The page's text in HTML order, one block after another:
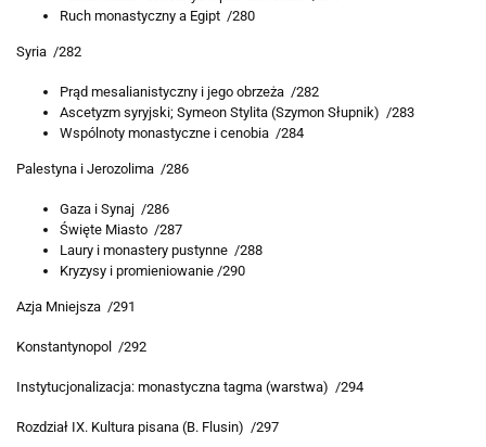
Ruch monastyczny a Egipt /280
Syria /282
Prąd mesalianistyczny i jego obrzeża /282
Ascetyzm syryjski; Symeon Stylita (Szymon Słupnik) /283
Wspólnoty monastyczne i cenobia /284
Palestyna i Jerozolima /286
Gaza i Synaj /286
Święte Miasto /287
Laury i monastery pustynne /288
Kryzysy i promieniowanie /290
Azja Mniejsza /291
Konstantynopol /292
Instytucjonalizacja: monastyczna tagma (warstwa) /294
Rozdział IX. Kultura pisana (B. Flusin) /297